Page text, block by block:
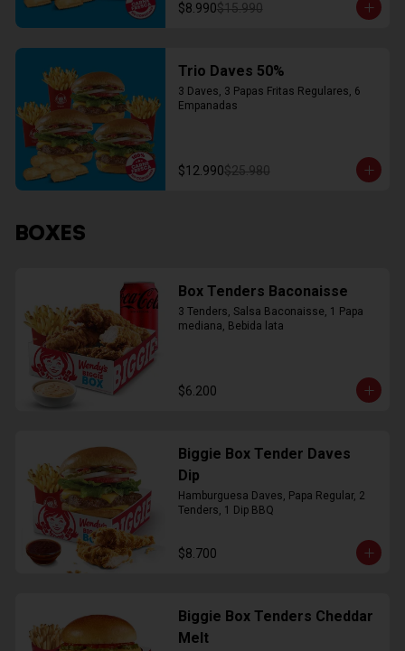
$8.990$15.990
Trio Daves 50%
3 Daves, 3 Papas Fritas Regulares, 6
Empanadas
$12.990$25.980
BOXES
Box Tenders Baconaisse
3 Tenders, Salsa Baconaisse, 1 Papa
mediana, Bebida lata
$6.200
Biggie Box Tender Daves
Dip
Hamburguesa Daves, Papa Regular, 2
Tenders, 1 Dip BBQ
$8.700
Biggie Box Tenders Cheddar
Melt